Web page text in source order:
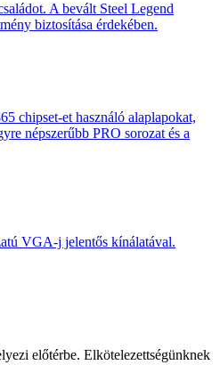
A bevált Steel Legend
biztosítása érdekében.
chipset-et használó alaplapokat,
népszerűbb PRO sorozat és a
VGA-j jelentős kínálatával.
előtérbe. Elkötelezettségünknek